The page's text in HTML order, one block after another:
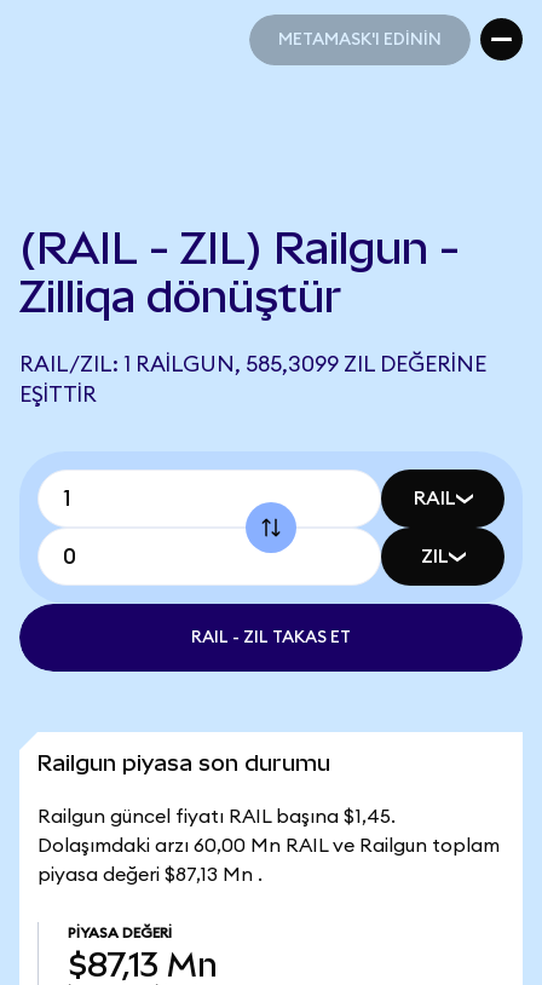
METAMASK'I EDİNİN
(RAIL - ZIL) Railgun -
Zilliqa dönüştür
RAIL/ZIL: 1 RAILGUN, 585,3099 ZIL DEĞERINE
EŞITTIR
RAIL
ZIL
RAIL - ZIL TAKAS ET
Railgun piyasa son durumu
Railgun güncel fiyatı RAIL başına $1,45.
Dolaşımdaki arzı 60,00 Mn RAIL ve Railgun toplam
piyasa değeri $87,13 Mn .
PIYASA DEĞERI
$87,13 Mn